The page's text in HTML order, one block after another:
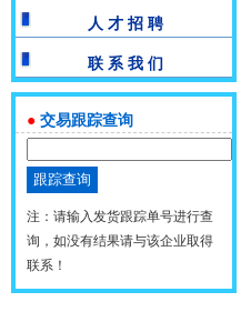
人 才 招 聘
联 系 我 们
● 交易跟踪查询
注：请输入发货跟踪单号进行查
询，如没有结果请与该企业取得
联系！